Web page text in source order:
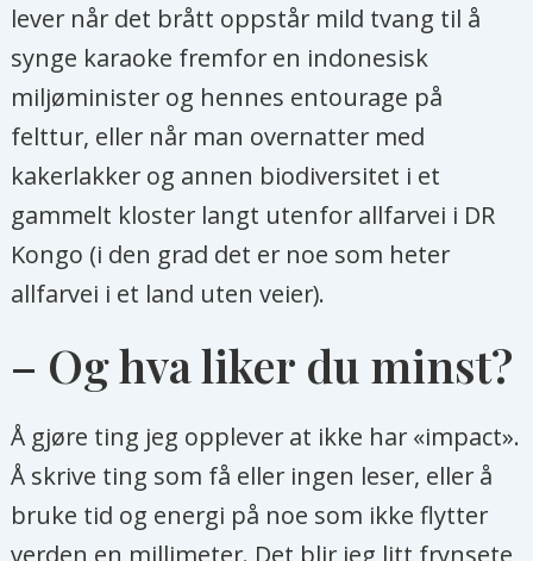
lever når det brått oppstår mild tvang til å
synge karaoke fremfor en indonesisk
miljøminister og hennes entourage på
felttur, eller når man overnatter med
kakerlakker og annen biodiversitet i et
gammelt kloster langt utenfor allfarvei i DR
Kongo (i den grad det er noe som heter
allfarvei i et land uten veier).
– Og hva liker du minst?
Å gjøre ting jeg opplever at ikke har «impact».
Å skrive ting som få eller ingen leser, eller å
bruke tid og energi på noe som ikke flytter
verden en millimeter. Det blir jeg litt frynsete